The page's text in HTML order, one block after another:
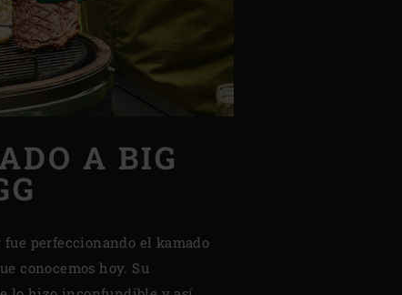
A BIG
fue perfeccionando el kamado
conocemos hoy. Su